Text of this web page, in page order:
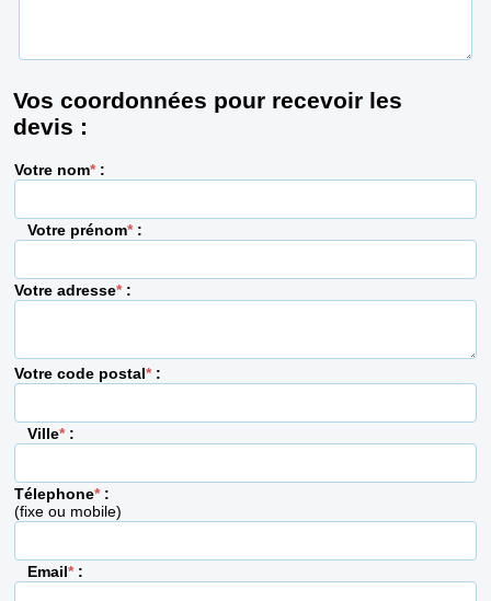
Vos coordonnées pour recevoir les
devis :
Votre nom*:
Votre prénom*:
Votre adresse*:
Votre code postal*:
Ville*:
Télephone*:
(fixe ou mobile)
Email*: